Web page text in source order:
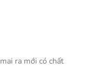
ra mới có chất